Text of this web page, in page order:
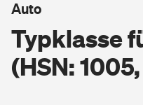
Wohnen
Typklasse
(HSN:
Auto